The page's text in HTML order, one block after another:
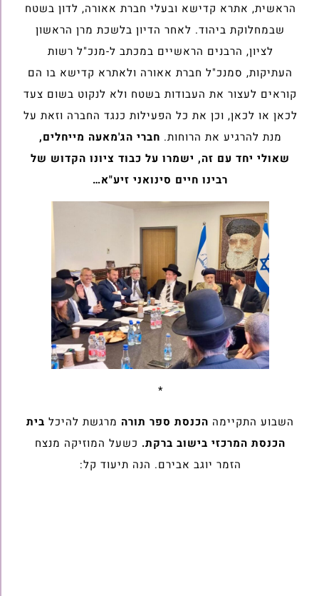
הראשית, אתרא קדישא ובעלי חברת אאורה, לדון בשטח
שבמחלוקת ביהוד. לאחר הדיון בלשכת מרן הראשון
לציון, הרבנים הראשיים במכתב ל-מנכ"ל רשות
העתיקות, סמנכ"ל חברת אאורה ולאתרא קדישא בו הם
קוראים לעצור את העבודות בשטח ולא לנקוט בשום צעד
לכאן או לכאן, וכן את כל הפעילות כנגד החברה וזאת על
מנת להרגיע את הרוחות. חברי הג'מאעה מייחלים,
שאולי יחד עם זה, ישמרו על כבוד ציונו הקדוש של
רבינו חיים סינואני זיע"א…
*
השבוע התקיימה הכנסת ספר תורה מרגשת להיכל בית
הכנסת המרכזי בישוב ברקת. כשעל המוזיקה מנצח
הזמר יוגב אבירם. הנה תיעוד קל: